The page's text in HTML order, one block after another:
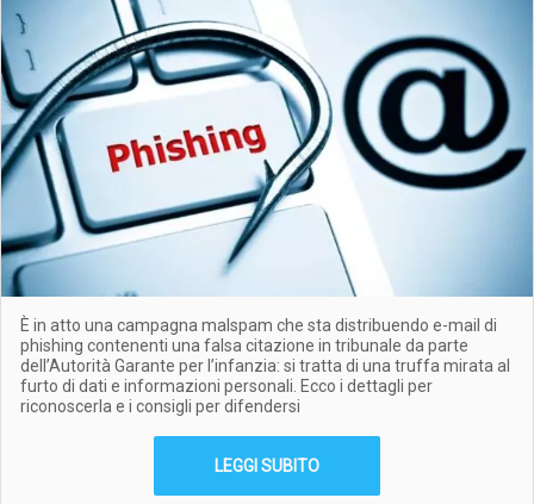
È in atto una campagna malspam che sta distribuendo e-mail di
phishing contenenti una falsa citazione in tribunale da parte
dell’Autorità Garante per l’infanzia: si tratta di una truffa mirata al
furto di dati e informazioni personali. Ecco i dettagli per
riconoscerla e i consigli per difendersi
LEGGI SUBITO